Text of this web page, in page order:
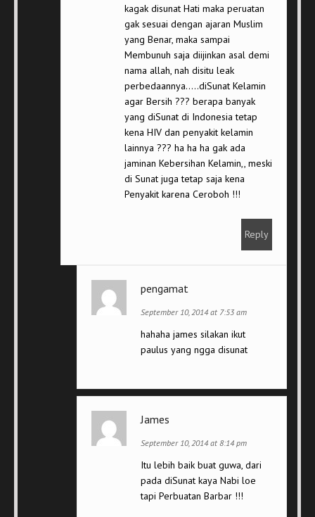
kagak disunat Hati maka peruatan
gak sesuai dengan ajaran Muslim
yang Benar, maka sampai
Membunuh saja diijinkan asal demi
nama allah, nah disitu leak
perbedaannya…..diSunat Kelamin
agar Bersih ??? berapa banyak
yang diSunat di Indonesia tetap
kena HIV dan penyakit kelamin
lainnya ??? ha ha ha gak ada
jaminan Kebersihan Kelamin,, meski
di Sunat juga tetap saja kena
Penyakit karena Ceroboh !!!
Reply
pengamat
September 10, 2014 at 7:53 am
hahaha james silakan ikut
paulus yang ngga disunat
James
September 10, 2014 at 8:14 pm
Itu lebih baik buat guwa, dari
pada diSunat kaya Nabi loe
tapi Perbuatan Barbar !!!